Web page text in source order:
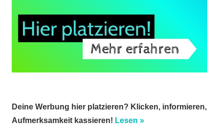
Deine Werbung hier platzieren? Klicken, informieren,
Aufmerksamkeit kassieren! Lesen »